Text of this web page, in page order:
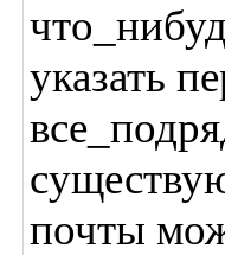
указать
почты